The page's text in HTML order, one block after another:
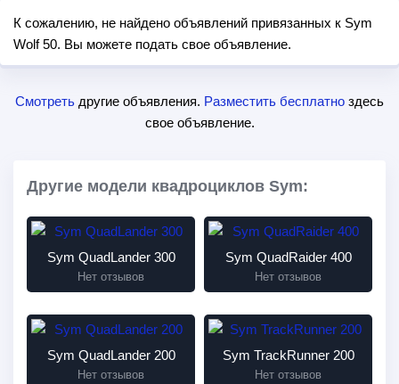
К сожалению, не найдено объявлений привязанных к Sym
Wolf 50. Вы можете подать свое объявление.
Смотреть другие объявления. Разместить бесплатно здесь
свое объявление.
Другие модели квадроциклов Sym:
Sym QuadLander 300
Нет отзывов
Sym QuadRaider 400
Нет отзывов
Sym QuadLander 200
Нет отзывов
Sym TrackRunner 200
Нет отзывов